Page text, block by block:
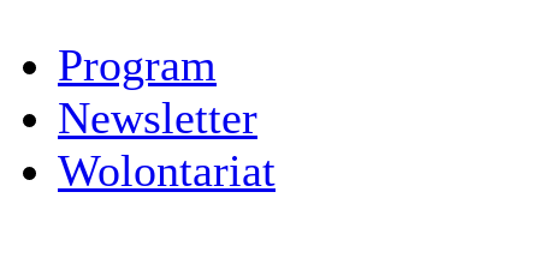
Program
Newsletter
Wolontariat